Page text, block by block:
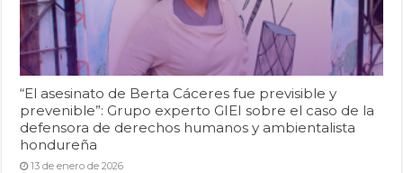
“El asesinato de Berta Cáceres fue previsible y
prevenible”: Grupo experto GIEI sobre el caso de la
defensora de derechos humanos y ambientalista
hondureña
13 de enero de 2026